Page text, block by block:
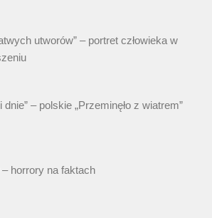
utworów” – portret człowieka w
dnie” – polskie „Przeminęło z wiatrem”
– horrory na faktach